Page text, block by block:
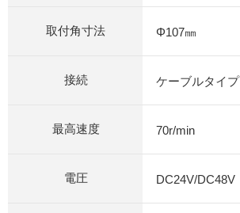
取付角寸法 Φ107㎜
接続 ケーブルタイプ
最高速度 70r/min
電圧 DC24V/DC48V